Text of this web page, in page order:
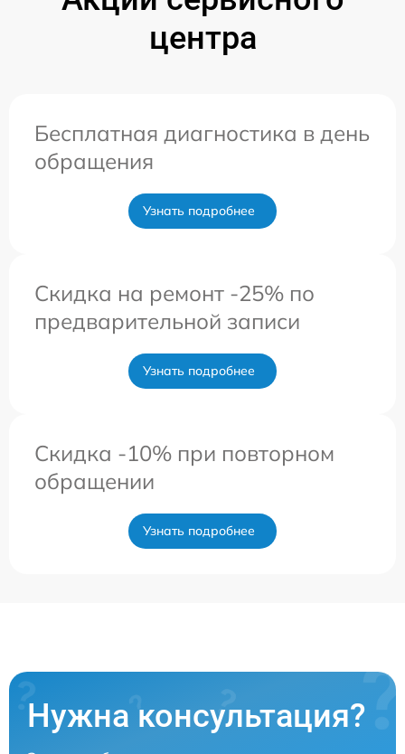
центра
Бесплатная диагностика в день
обращения
Узнать подробнее
Скидка на ремонт -25% по
предварительной записи
Узнать подробнее
Скидка -10% при повторном
обращении
Узнать подробнее
Нужна консультация?